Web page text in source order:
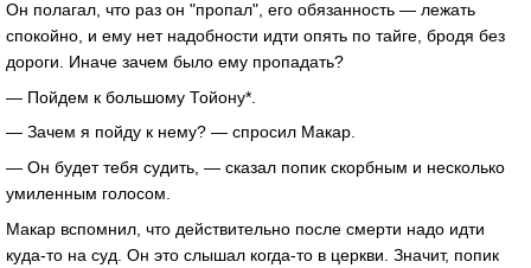
Он полагал, что раз он "пропал", его обязанность — лежать
спокойно, и ему нет надобности идти опять по тайге, бродя без
дороги. Иначе зачем было ему пропадать?
— Пойдем к большому Тойону*.
— Зачем я пойду к нему? — спросил Макар.
— Он будет тебя судить, — сказал попик скорбным и несколько
умиленным голосом.
Макар вспомнил, что действительно после смерти надо идти
куда-то на суд. Он это слышал когда-то в церкви. Значит, попик